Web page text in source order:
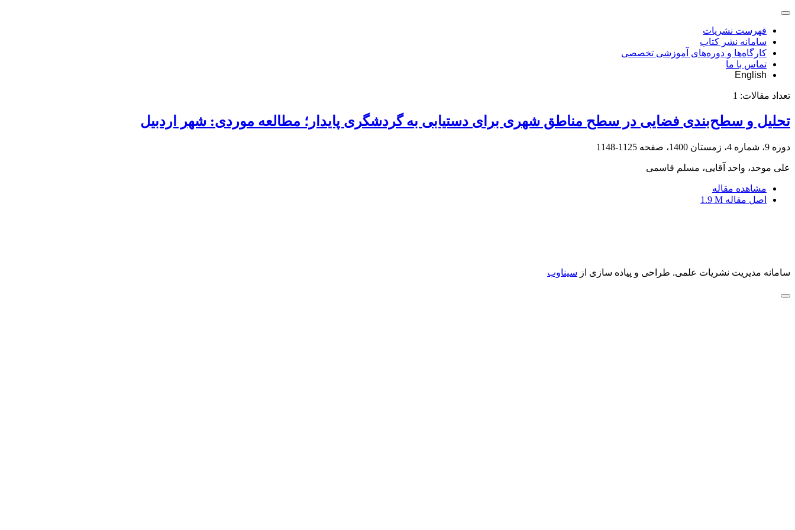
فهرست نشریات
سامانه نشر کتاب
کارگاه‌ها و دوره‌های آموزشی تخصصی
تماس با ما
English
تعداد مقالات: 1
تحلیل و سطح‌بندی فضایی در سطح مناطق شهری برای دستیابی به گردشگری پایدار؛ مطالعه موردی: شهر اردبیل
دوره 9، شماره 4، زمستان 1400، صفحه 1125-1148
علی موحد، واحد آقایی، مسلم قاسمی
مشاهده مقاله
اصل مقاله 1.9 M
سامانه مدیریت نشریات علمی. طراحی و پیاده سازی از سیناوب